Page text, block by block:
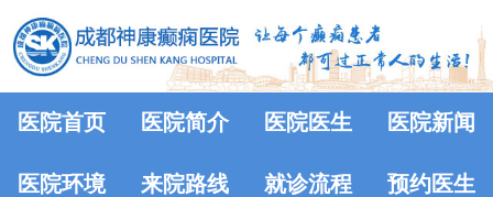
医院首页 医院简介 医院医生 医院新闻
医院环境 来院路线 就诊流程 预约医生